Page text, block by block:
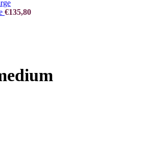
€135,80